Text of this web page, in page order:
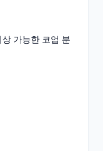
가능한 코업 분